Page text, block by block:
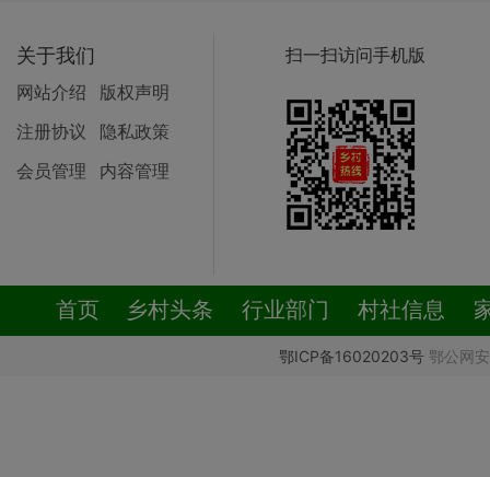
关于我们
网站介绍
版权声明
注册协议
隐私政策
会员管理
内容管理
扫一扫访问手机版
首页 乡村头条 行业部门 村社信息
鄂ICP备16020203号鄂公网